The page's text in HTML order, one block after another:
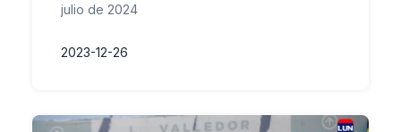
julio de 2024
2023-12-26